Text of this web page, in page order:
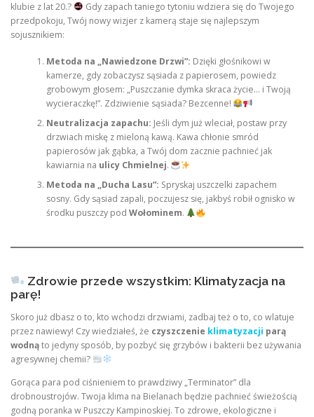
klubie z lat 20.?
Gdy zapach taniego tytoniu wdziera się do Twojego
przedpokoju, Twój nowy wizjer z kamerą staje się najlepszym
sojusznikiem:
Metoda na „Nawiedzone Drzwi”: Dzięki głośnikowi w
kamerze, gdy zobaczysz sąsiada z papierosem, powiedz
grobowym głosem: „Puszczanie dymka skraca życie… i Twoją
wycieraczkę!”. Zdziwienie sąsiada? Bezcenne!
Neutralizacja zapachu: Jeśli dym już wleciał, postaw przy
drzwiach miskę z mieloną kawą. Kawa chłonie smród
papierosów jak gąbka, a Twój dom zacznie pachnieć jak
kawiarnia na ulicy Chmielnej.
Metoda na „Ducha Lasu”: Spryskaj uszczelki zapachem
sosny. Gdy sąsiad zapali, poczujesz się, jakbyś robił ognisko w
środku puszczy pod Wołominem.
Zdrowie przede wszystkim: Klimatyzacja na
parę!
Skoro już dbasz o to, kto wchodzi drzwiami, zadbaj też o to, co wlatuje
przez nawiewy! Czy wiedziałeś, że czyszczenie klimatyzacji parą
wodnąto jedyny sposób, by pozbyć się grzybów i bakterii bez używania
agresywnej chemii?
Gorąca para pod ciśnieniem to prawdziwy „Terminator” dla
drobnoustrojów. Twoja klima na Bielanach będzie pachnieć świeżością
godną poranka w Puszczy Kampinoskiej. To zdrowe, ekologiczne i